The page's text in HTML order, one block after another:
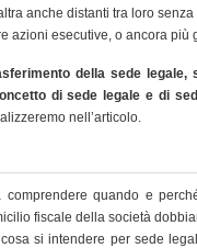
anche distanti tra loro
azioni esecutive, o ancora
della sede legale,
di sede legale e di
nell’articolo.
comprendere quando e
fiscale della società
cosa si intendere per sede